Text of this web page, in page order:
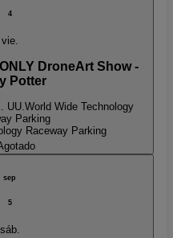
4
vie.
DroneArt Show -
Potter
UU.World Wide Technology
Parking
Raceway Parking
sep
5
sáb.